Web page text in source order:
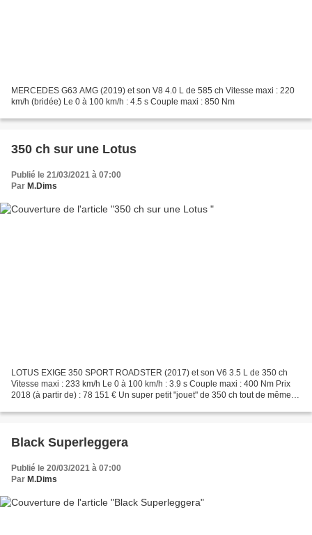
MERCEDES G63 AMG (2019) et son V8 4.0 L de 585 ch Vitesse maxi : 220
km/h (bridée) Le 0 à 100 km/h : 4.5 s Couple maxi : 850 Nm
350 ch sur une Lotus
Publié le 21/03/2021 à 07:00
Par M.Dims
LOTUS EXIGE 350 SPORT ROADSTER (2017) et son V6 3.5 L de 350 ch
Vitesse maxi : 233 km/h Le 0 à 100 km/h : 3.9 s Couple maxi : 400 Nm Prix
2018 (à partir de) : 78 151 € Un super petit "jouet" de 350 ch tout de même
Black Superleggera
Publié le 20/03/2021 à 07:00
Par M.Dims